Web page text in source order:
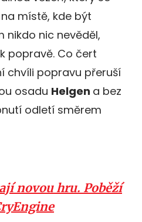
místě, kde být
nikdo nic nevěděl,
popravě. Co čert
chvíli popravu přeruší
osadu Helgen a bez
odletí směrem
novou hru. Poběží